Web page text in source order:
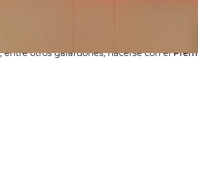
Romería por toda España e
que Eva Soriano haya presentado al
el folklore y la electrónica", una
entre otros galardones, hacerse con el